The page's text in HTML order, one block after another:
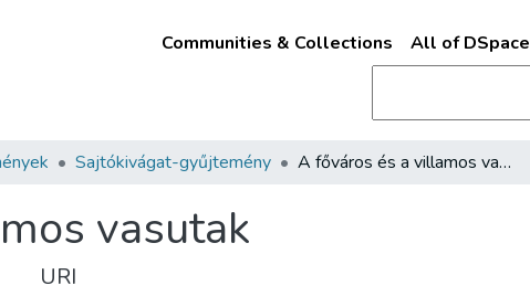
Communities & Collections All of DSpace
Sajtókivágat-gyűjtemény A főváros és a villamos vasutak
vasutak
URI